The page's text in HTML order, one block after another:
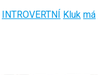
INTROVERTNÍ Kluk má